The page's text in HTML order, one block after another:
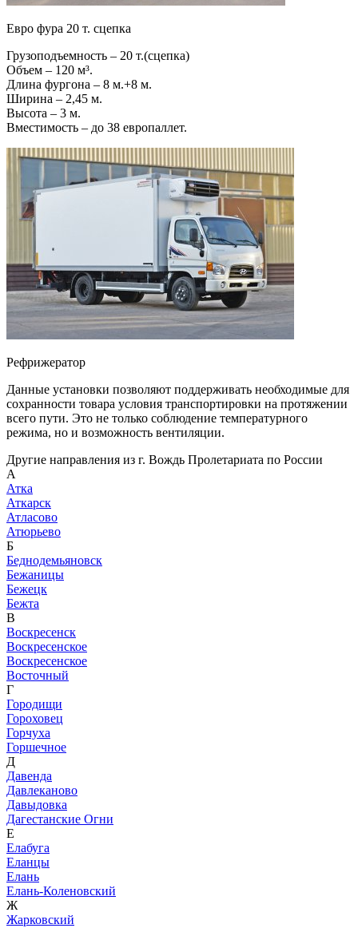
Евро фура 20 т. сцепка
Грузоподъемность – 20 т.(сцепка)
Объем – 120 м³.
Длина фургона – 8 м.+8 м.
Ширина – 2,45 м.
Высота – 3 м.
Вместимость – до 38 европаллет.
Рефрижератор
Данные установки позволяют поддерживать необходимые для
сохранности товара условия транспортировки на протяжении
всего пути. Это не только соблюдение температурного
режима, но и возможность вентиляции.
Другие направления из г. Вождь Пролетариата по России
А
Атка
Аткарск
Атласово
Атюрьево
Б
Беднодемьяновск
Бежаницы
Бежецк
Бежта
В
Воскресенск
Воскресенское
Воскресенское
Восточный
Г
Городищи
Гороховец
Горчуха
Горшечное
Д
Давенда
Давлеканово
Давыдовка
Дагестанские Огни
Е
Елабуга
Еланцы
Елань
Елань-Коленовский
Ж
Жарковский